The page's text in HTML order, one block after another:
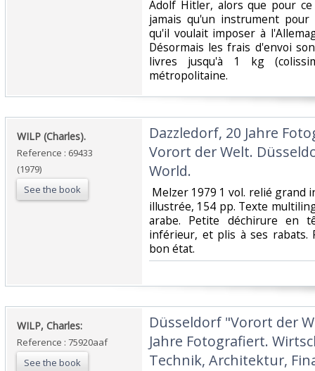
Adolf Hitler, alors que pour
jamais qu'un instrument
qu'il voulait imposer à
Désormais les frais d'envoi
livres jusqu'à 1 kg
métropolitaine.‎
‎WILP (Charles).‎
Reference : 69433
(1979)
See the book
‎Dazzledorf, 20 Jahre
Vorort der Welt.
World.‎
Melzer 1979 1 vol. relié grand
illustrée, 154 pp. Texte
arabe. Petite déchirure en
inférieur, et plis à ses rabats.
bon état.‎
‎WILP, Charles:‎
Reference : 75920aaf
See the book
‎Düsseldorf "Vorort der
Jahre Fotografiert.
Technik, Architektur,